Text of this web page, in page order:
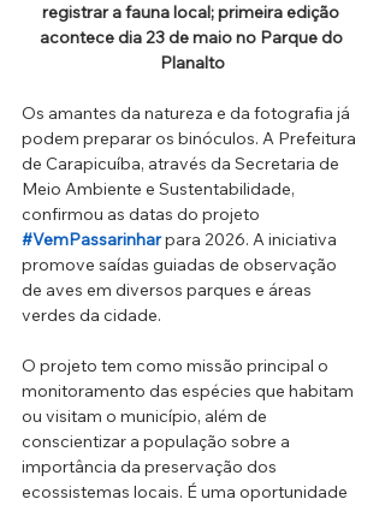
registrar a fauna local; primeira edição
acontece dia 23 de maio no Parque do
Planalto
Os amantes da natureza e da fotografia já
podem preparar os binóculos. A Prefeitura
de Carapicuíba, através da Secretaria de
Meio Ambiente e Sustentabilidade,
confirmou as datas do projeto
#VemPassarinhar para 2026. A iniciativa
promove saídas guiadas de observação
de aves em diversos parques e áreas
verdes da cidade.
O projeto tem como missão principal o
monitoramento das espécies que habitam
ou visitam o município, além de
conscientizar a população sobre a
importância da preservação dos
ecossistemas locais. É uma oportunidade